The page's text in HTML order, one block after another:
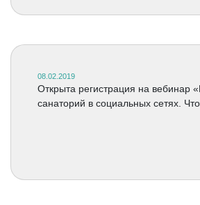
08.02.2019
Открыта регистрация на вебинар
санаторий в социальных сетях.